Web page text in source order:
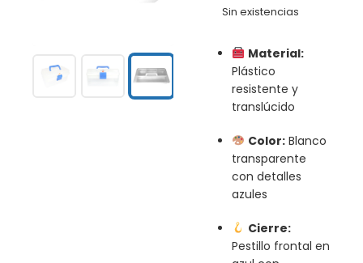
Material:
Plástico
resistente y
translúcido
Color: Blanco
transparente
con detalles
azules
Cierre:
Pestillo frontal en
Sin existencias